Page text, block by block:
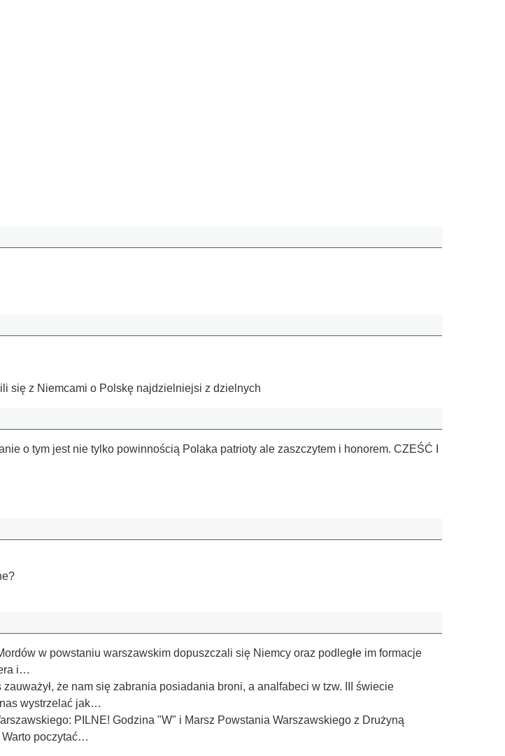
się z Niemcami o Polskę najdzielniejsi z dzielnych
o tym jest nie tylko powinnością Polaka patrioty ale zaszczytem i honorem. CZEŚĆ I
w powstaniu warszawskim dopuszczali się Niemcy oraz podległe im formacje
i…
że nam się zabrania posiadania broni, a analfabeci w tzw. III świecie
wystrzelać jak…
PILNE! Godzina "W" i Marsz Powstania Warszawskiego z Drużyną
poczytać…